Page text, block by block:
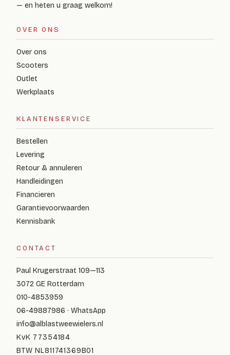
— en heten u graag welkom!
OVER ONS
Over ons
Scooters
Outlet
Werkplaats
KLANTENSERVICE
Bestellen
Levering
Retour & annuleren
Handleidingen
Financieren
Garantievoorwaarden
Kennisbank
CONTACT
Paul Krugerstraat 109—113
3072 GE Rotterdam
010-4853959
06-49887986 · WhatsApp
info@alblastweewielers.nl
KvK 77354184
BTW NL811741369B01